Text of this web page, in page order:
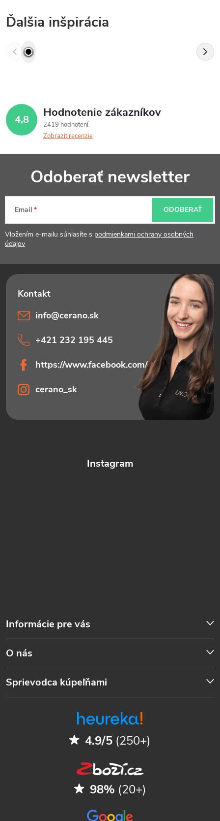
Ďalšia inšpirácia
4,8 Hodnotenie zákazníkov
2419 hodnotení
Zobraziť recenzie
p
ä
i
e
Odoberať newsletter
Email
Vložením e-mailu súhlasíte s podmienkami ochrany osobných
údajov
ODOBERAŤ
Instagram
Informácie pre vás
O nás
Sprievodca kúpeľňami
info@cerano.sk
+421 232 195 445
https://www.facebook.com/ceranosk
cerano_sk
4.9/5 (250+)
98% (20+)